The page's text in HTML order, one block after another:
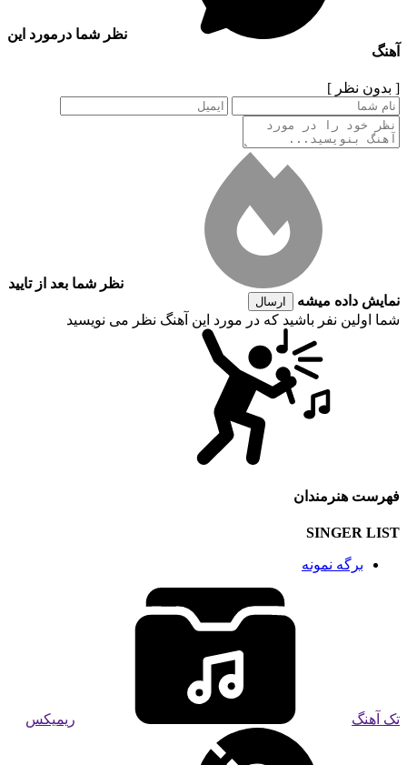
نظر شما درمورد این
آهنگ
[ بدون نظر ]
نظر شما بعد از تایید
نمایش داده میشه
ارسال
شما اولین نفر باشید که در مورد این آهنگ نظر می نویسید
فهرست هنرمندان
SINGER LIST
برگه نمونه
تک آهنگ ریمیکس